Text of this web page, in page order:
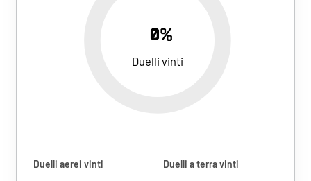
0%
Duelli vinti
Duelli aerei vinti Duelli a terra vinti